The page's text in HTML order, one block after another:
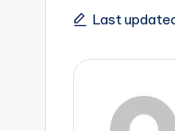
Last